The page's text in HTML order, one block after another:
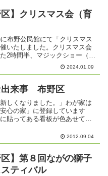
区】クリスマス会（育
布野公民館にて「クリスマス
いたしました。クリスマス会
2時間半、マジックショー（マ
：やぎさん）、工作 びっくりコ
（長野市成人指導者の会）、バ
...
2024.01.09
出来事 布野区
新しくなりました。」わが家は
安心の家」に登録しています
貼ってある看板が色あせて、
日、柳原小学校から連絡があ
いとお願いしたところ、新し
2012.09.04
区】第８回ながの獅子
ティバル